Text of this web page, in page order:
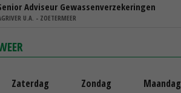
Adviseur Gewassenverzekeringen
U.A. - ZOETERMEER
Zaterdag Zondag Maandag